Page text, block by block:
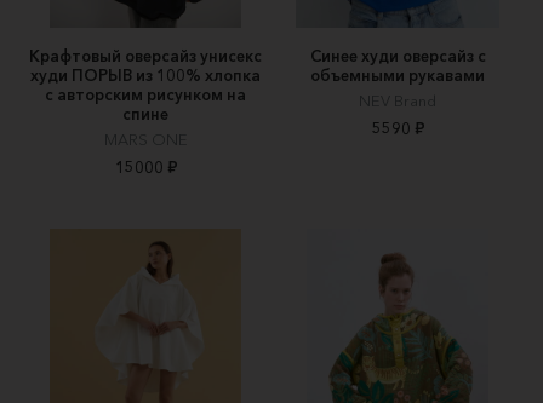
Крафтовый оверсайз унисекс
худи ПОРЫВ из 100% хлопка
с авторским рисунком на
спине
MARS ONE
15000 ₽
Синее худи оверсайз с
объемными рукавами
NEV Brand
5590 ₽